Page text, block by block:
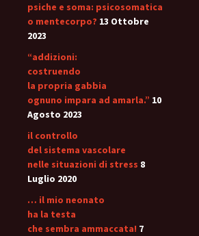
psiche e soma: psicosomatica
o mentecorpo? 13 Ottobre
2023
“addizioni:
costruendo
la propria gabbia
ognuno impara ad amarla.” 10
Agosto 2023
il controllo
del sistema vascolare
nelle situazioni di stress 8
Luglio 2020
… il mio neonato
ha la testa
che sembra ammaccata! 7